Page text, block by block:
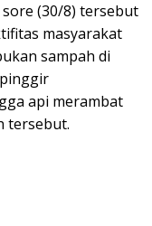
(30/8) tersebut
masyarakat
sampah di
api merambat
tersebut.